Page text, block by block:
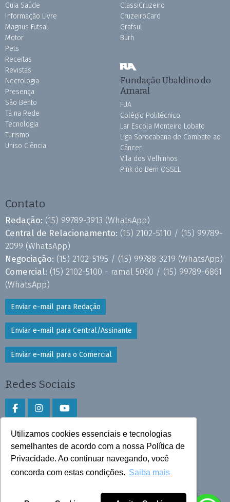
Utilizamos cookies essenciais e tecnologias
semelhantes de acordo com a nossa Política de
Privacidade. Ao continuar navegando, você
concorda com estas condições. Saiba mais
Guia Saúde
Informação Livre
Magnus Futsal
Motor
Pets
Receitas
Revistas
Necrologia
Presença
São Bento
Tá na Rede
Tecnologia
Turismo
Uniso Ciência
ClassiCruzeiro
CruzeiroCard
Grafsul
Burh
Fundação Ubaldino do
Amaral
FUA
Colégio Politécnico
Lar Escola Monteiro Lobato
Liga Sorocabana de Combate ao
Câncer
Vila dos Velhinhos
Pink do Bem OSSEL
Contato
Redação: (15) 99789-3913 (WhatsApp)
Central de Relacionamento: (15) 2102-5110 / (15) 99789-
2099 (WhatsApp)
Negociação: (15) 2102-5195 / (15) 99788-3219 (WhatsApp)
Comercial: (15) 2102-5100 - ramal 5060 / (15) 99789-6861
(WhatsApp)
Enviar e-mail para Redação
Enviar e-mail para Central/Assinante
Enviar e-mail para o Comercial
Redes Sociais
Faça download do aplicativo
Play Store e App Store
Todos os direitos reservados © 2026 Cruzeiro do Sul